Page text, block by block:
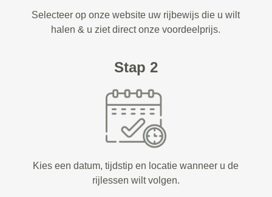
Selecteer op onze website uw rijbewijs die u wilt
halen & u ziet direct onze voordeelprijs.
Stap 2
Kies een datum, tijdstip en locatie wanneer u de
rijlessen wilt volgen.